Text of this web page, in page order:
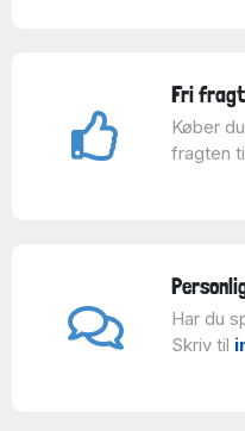
Fri
Køber
fragten
Har du
Skriv til